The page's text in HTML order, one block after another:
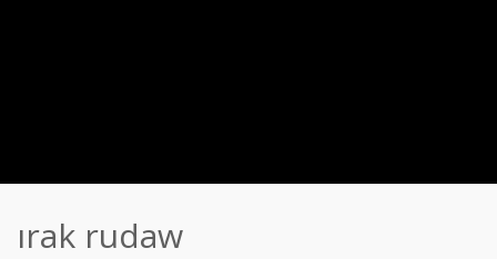
ırak rudaw